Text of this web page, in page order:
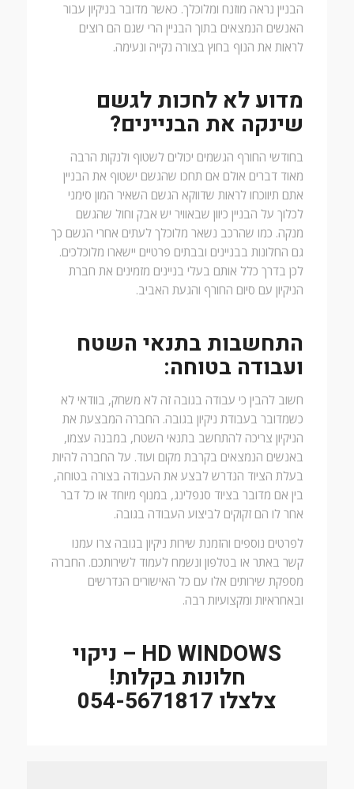
הבניין נראה מוזנח ומלוכלך. כאשר מדובר בניקיון עבור
האנשים הנמצאים בתוך הבניין הרי שגם הם רוצים
לראות את הנוף בחוץ בצורה נקייה ונעימה.
מדוע לא לחכות לגשם
שינקה את הבניינים?
בחודשי החורף הגשמים יכולים לשטוף ולנקות הרבה
מאוד דברים אולם אם תחכו שהגשם ישטוף את הבניין
אתם תיווכחו לראות שדווקא הגשם השאיר המון סימני
לכלוך על הבניין כיוון שבאוויר יש אבק וחול שהגשם
מנקה. כמו שהרכב נשאר מלוכלך לעתים אחרי הגשם כך
גם החלונות בבניינים ובבתים פרטיים יישארו מלוכלכים.
לכן בדרך כלל אותם בעלי בניינים מזמינים את חברת
הניקיון עם סיום החורף והגעת האביב.
התחשבות בתנאי השטח
ועבודה בטוחה:
חשוב להבין כי עבודה בגובה זה לא משחק, בוודאי לא
כשמדובר בעבודת ניקיון בגובה. החברה המבצעת את
הניקיון צריכה להתחשב בתנאי השטח, במבנה עצמו,
באנשים הנמצאים בקרבת מקום ועוד. על החברה להיות
בעלת הציוד הנדרש לבצע את העבודה בצורה בטוחה,
בין אם מדובר בציוד סנפלינג, במנוף מיוחד או כל דבר
אחר לו הם זקוקים לביצוע העבודה בגובה.
לפרטים נוספים והזמנת שירות ניקיון בגובה צרו עמנו
קשר באתר או בטלפון ונשמח לעמוד לשירותכם. החברה
מספקת שירותים אלו עם כל האישורים הנדרשים
ובאחראיות ומקצועיות רבה.
HD WINDOWS – ניקוי
חלונות בקלות!
צלצלו 054-5671817